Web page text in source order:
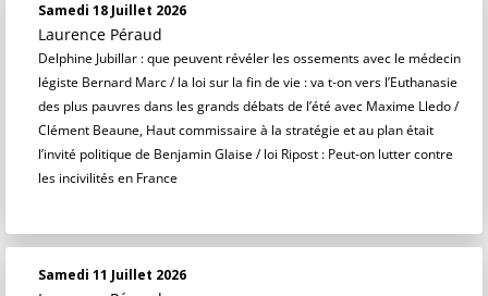
Samedi 18 Juillet 2026
Laurence Péraud
Delphine Jubillar : que peuvent révéler les ossements avec le médecin
légiste Bernard Marc / la loi sur la fin de vie : va t-on vers l’Euthanasie
des plus pauvres dans les grands débats de l’été avec Maxime Lledo /
Clément Beaune, Haut commissaire à la stratégie et au plan était
l’invité politique de Benjamin Glaise / loi Ripost : Peut-on lutter contre
les incivilités en France
Samedi 11 Juillet 2026